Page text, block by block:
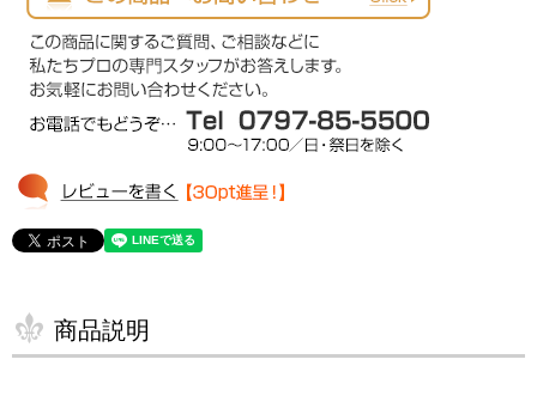
商品説明